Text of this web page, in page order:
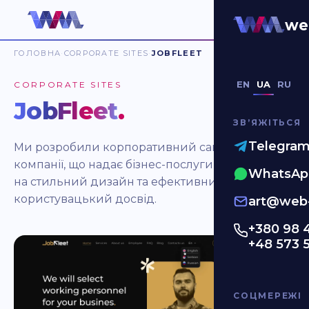
EN UA RU
ЗВʼЯЖІТЬСЯ
+380 98
+48 573
СОЦМЕРЕЖІ
ГОЛОВНА CORPORATE SITES JOBFLEET
CORPORATE SITES
JobFleet.
Ми розробили корпоративний сайт для
компанії, що надає бізнес-послуги, з акцентом
на стильний дизайн та ефективний
користувацький досвід.